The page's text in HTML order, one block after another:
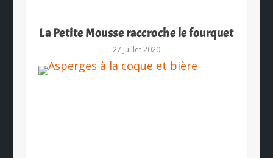
La Petite Mousse raccroche le fourquet
27 juillet 2020